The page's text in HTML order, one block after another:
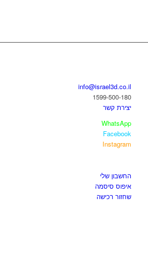
info@israel3d.co.il
1599-500-180
יצירת קשר
WhatsApp
Facebook
Instagram
החשבון שלי
איפוס סיסמה
שחזור רכישה